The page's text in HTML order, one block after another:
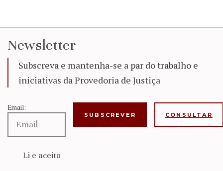
Newsletter
Subscreva e mantenha-se a par do trabalho e
iniciativas da Provedoria de Justiça
Email:
Li e aceito
CONSULTAR